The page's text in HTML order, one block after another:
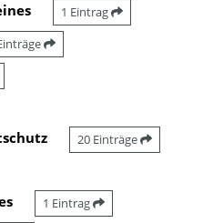
1 Eintrag
20 Einträge
1 Eintrag